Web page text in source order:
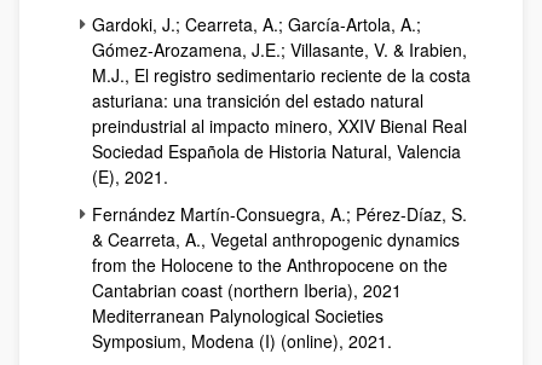
Gardoki, J.; Cearreta, A.; García-Artola, A.;
Gómez-Arozamena, J.E.; Villasante, V. & Irabien,
M.J., El registro sedimentario reciente de la costa
asturiana: una transición del estado natural
preindustrial al impacto minero, XXIV Bienal Real
Sociedad Española de Historia Natural, Valencia
(E), 2021.
Fernández Martín-Consuegra, A.; Pérez-Díaz, S.
& Cearreta, A., Vegetal anthropogenic dynamics
from the Holocene to the Anthropocene on the
Cantabrian coast (northern Iberia), 2021
Mediterranean Palynological Societies
Symposium, Modena (I) (online), 2021.